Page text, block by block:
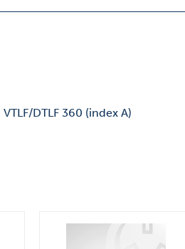
DTLF 360 (index A)